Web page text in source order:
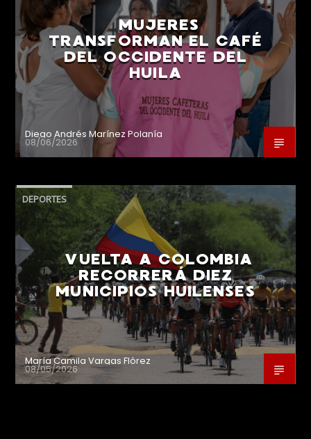
MUJERES
TRANSFORMAN EL CAFÉ
DEL OCCIDENTE DEL
HUILA
Diego Andrés Marínez Polanía
08/06/2026
DEPORTES
VUELTA A COLOMBIA
RECORRERÁ DIEZ
MUNICIPIOS HUILENSES
María Camila Vargas Flórez
08/05/2026